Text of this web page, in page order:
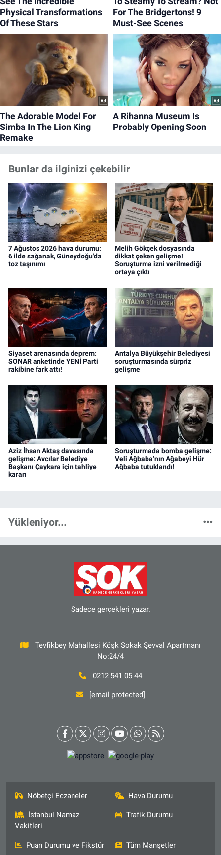
Bunlar da ilginizi çekebilir
7 Ağustos 2026 hava durumu:
6 ilde sağanak, Güneydoğu'da
toz taşınımı
Melih Gökçek dosyasında
dikkat çeken gelişme!
Soruşturma izni verilmediği
ortaya çıktı
Siyaset arenasında deprem:
SONAR anketinde YENİ Parti
rakibine fark attı!
Antalya Büyükşehir Belediyesi
soruşturmasında sürpriz
gelişme
Aziz İhsan Aktaş davasında
gelişme: Avcılar Belediye
Başkanı Çaykara için tahliye
kararı
Soruşturmada bomba gelişme:
Veli Ağbaba’nın Ağabeyi Hür
Ağbaba tutuklandı!
Yükleniyor...
Sadece gerçekleri yazar.
Tevfikbey Mahallesi Köşk Sokak Şevval Apartmanı
No:24/4
0212 541 05 44
[email protected]
Nöbetçi Eczaneler Hava Durumu
İstanbul Namaz
Vakitleri
Trafik Durumu
Puan Durumu ve Fikstür Tüm Manşetler